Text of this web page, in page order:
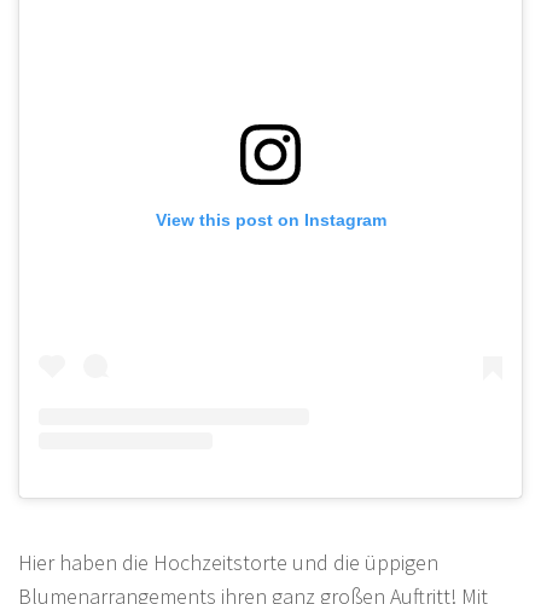
View this post on Instagram
Hier haben die Hochzeitstorte und die üppigen
Blumenarrangements ihren ganz großen Auftritt! Mit